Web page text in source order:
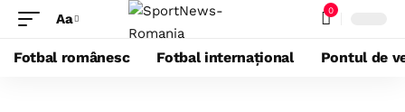
Aa 0
Fotbal românesc Fotbal internațional Pontul de